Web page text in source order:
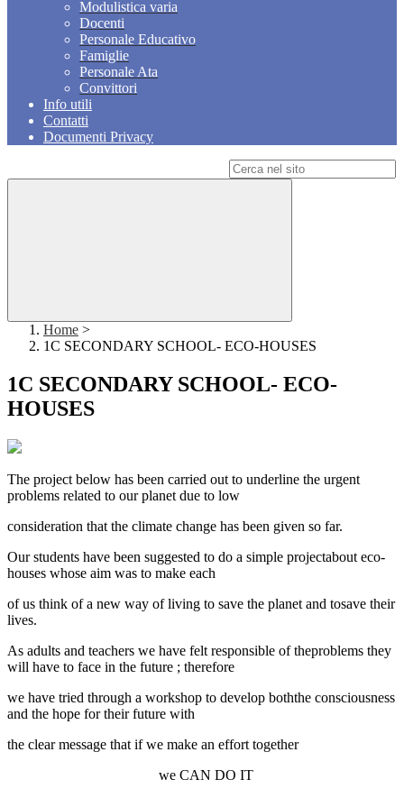
Modulistica varia
Docenti
Personale Educativo
Famiglie
Personale Ata
Convittori
Info utili
Contatti
Documenti Privacy
Home >
1C SECONDARY SCHOOL- ECO-HOUSES
1C SECONDARY SCHOOL- ECO-
HOUSES
The project below has been carried out to underline the urgent
problems related to our planet due to low
consideration that the climate change has been given so far.
Our students have been suggested to do a simple projectabout eco-
houses whose aim was to make each
of us think of a new way of living to save the planet and tosave their
lives.
As adults and teachers we have felt responsible of theproblems they
will have to face in the future ; therefore
we have tried through a workshop to develop boththe consciousness
and the hope for their future with
the clear message that if we make an effort together
we CAN DO IT